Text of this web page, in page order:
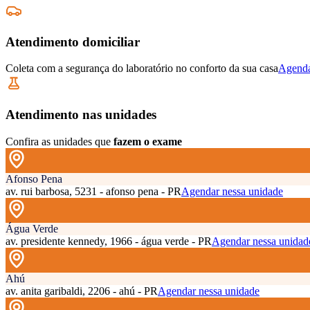
Atendimento domiciliar
Coleta com a segurança do laboratório no conforto da sua casa
Atendimento nas unidades
Confira as unidades que fazem o exame
Afonso Pena
av. rui barbosa, 5231 - afonso pena - PRAgendar nessa unidade
Água Verde
av. presidente kennedy, 1966 - água verde - PRAgendar nessa
Ahú
av. anita garibaldi, 2206 - ahú - PRAgendar nessa unidade